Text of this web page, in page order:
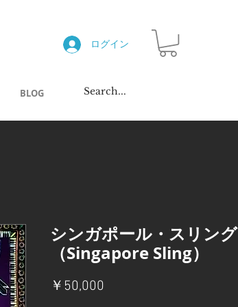
ログイン
BLOG
シンガポール・スリング
（Singapore Sling）
￥50,000